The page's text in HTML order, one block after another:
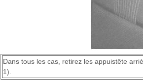
Dans tous les cas, retirez les appuistête
1).